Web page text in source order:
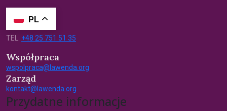
PL
TEL. +48 25 751 51 35
Współpraca
wspolpraca@lawenda.org
Zarząd
kontakt@lawenda.org
Przydatne informacje